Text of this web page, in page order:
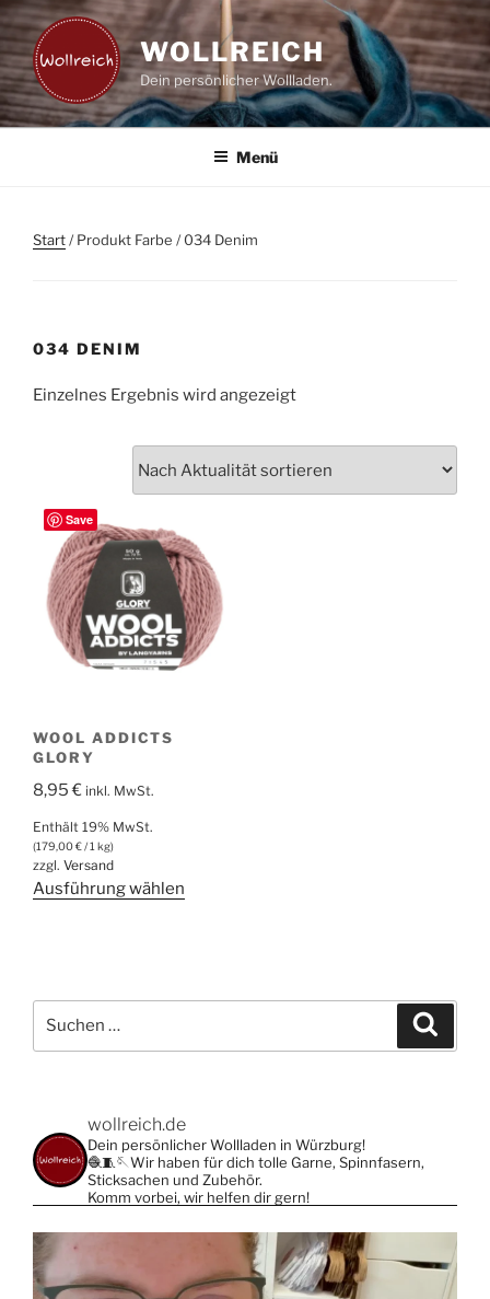
Zum
Inhalt
springen
WOLLREICH
Dein persönlicher Wollladen.
Menü
Start/ Produkt Farbe / 034 Denim
034 DENIM
Einzelnes Ergebnis wird angezeigt
Save
WOOL ADDICTS
GLORY
8,95€ inkl. MwSt.
Enthält 19% MwSt.
(179,00€/ 1 kg)
zzgl. Versand
Ausführung wählen
auf
der
Produktseite
gewählt
werden
nach:
wollreich.de
Dein persönlicher Wollladen in Würzburg!
🧶🧵🪡Wir haben für dich tolle Garne, Spinnfasern,
Sticksachen und Zubehör.
Komm vorbei, wir helfen dir gern!